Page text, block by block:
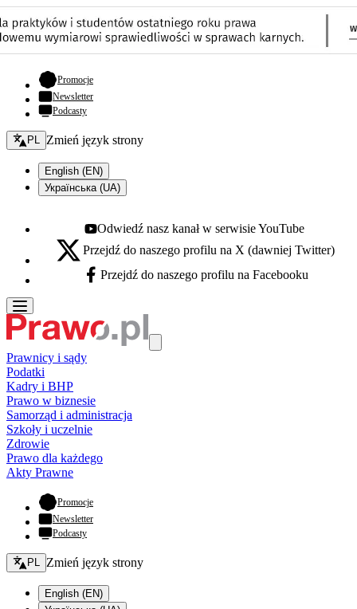
Promocje- otwiera się w nowej karcie
Newsletter
Podcasty
Zmień język - bieżący:
PL Zmień język strony
English (EN)
Українська (UA)
Youtube - otwiera się w nowej karcie
Odwiedź nasz kanał w serwisie YouTube
X - otwiera się w nowej karcie
Przejdź do naszego profilu na X (dawniej Twitter)
Facebook - otwiera się w nowej karcie
Przejdź do naszego profilu na Facebooku
Prawnicy i sądy
Podatki
Kadry i BHP
Prawo w biznesie
Samorząd i administracja
Szkoły i uczelnie
Zdrowie
Prawo dla każdego
Akty Prawne
Promocje- otwiera się w nowej karcie
Newsletter
Podcasty
Zmień język - bieżący:
PL Zmień język strony
English (EN)